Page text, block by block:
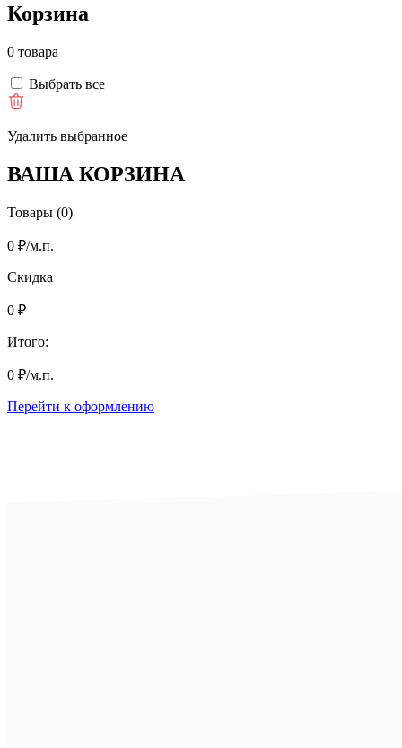
Корзина
0 товара
Выбрать все
Удалить выбранное
ВАША КОРЗИНА
Товары (0)
0 ₽/м.п.
Скидка
0 ₽
Итого:
0 ₽/м.п.
Перейти к оформлению